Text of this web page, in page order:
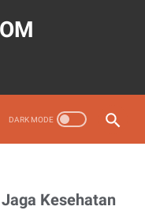
Kesehatan